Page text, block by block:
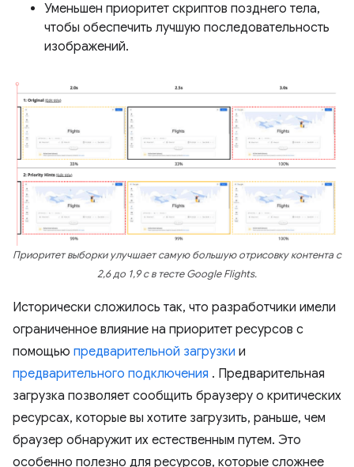
Уменьшен приоритет скриптов позднего тела,
чтобы обеспечить лучшую последовательность
изображений.
Приоритет выборки улучшает самую большую отрисовку контента с
2,6 до 1,9 с в тесте Google Flights.
Исторически сложилось так, что разработчики имели
ограниченное влияние на приоритет ресурсов с
помощью предварительной загрузки и
предварительного подключения . Предварительная
загрузка позволяет сообщить браузеру о критических
ресурсах, которые вы хотите загрузить, раньше, чем
браузер обнаружит их естественным путем. Это
особенно полезно для ресурсов, которые сложнее